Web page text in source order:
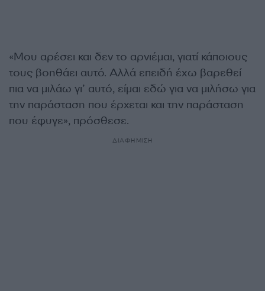
«Μου αρέσει και δεν το αρνιέμαι, γιατί κάποιους
τους βοηθάει αυτό. Αλλά επειδή έχω βαρεθεί
πια να μιλάω γι’ αυτό, είμαι εδώ για να μιλήσω για
την παράσταση που έρχεται και την παράσταση
που έφυγε», πρόσθεσε.
ΔΙΑΦΗΜΙΣΗ